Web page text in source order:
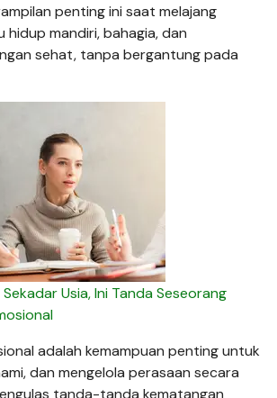
penting ini saat melajang
hidup mandiri, bahagia, dan
sehat, tanpa bergantung pada
Usia, Ini Tanda Seseorang
adalah kemampuan penting untuk
dan mengelola perasaan secara
tanda-tanda kematangan